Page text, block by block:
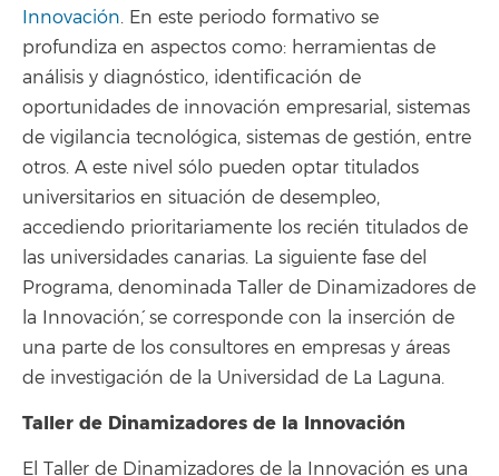
Innovación. En este periodo formativo se
profundiza en aspectos como: herramientas de
análisis y diagnóstico, identificación de
oportunidades de innovación empresarial, sistemas
de vigilancia tecnológica, sistemas de gestión, entre
otros. A este nivel sólo pueden optar titulados
universitarios en situación de desempleo,
accediendo prioritariamente los recién titulados de
las universidades canarias. La siguiente fase del
Programa, denominada `Taller de Dinamizadores de
la Innovación´, se corresponde con la inserción de
una parte de los consultores en empresas y áreas
de investigación de la Universidad de La Laguna.
Taller de Dinamizadores de la Innovación
El Taller de Dinamizadores de la Innovación es una